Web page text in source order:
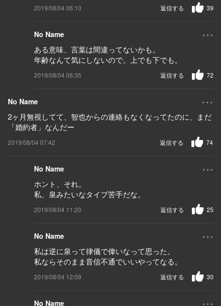
2019/08/04 06:10 39
返信する
No Name ...
ある意味、言葉は間違ってないかも。
年齢なんて気にしないので。上でも下でも。
2019/08/04 06:35 72
返信する
No Name ...
2ヶ月無視してて、智也からの連絡もなくなってたのに、まだ
「婚約者」なんだー
2019/08/04 07:42 74
返信する
No Name ...
ホント、それ。
私、泉みたいなタイプ苦手だな。
2019/08/04 11:20 25
返信する
No Name ...
私は逆に泉って律儀で偉いなって思った。
私ならそのまま音信不通でいいやってなる。
2019/08/04 12:09 30
返信する
No Name ...